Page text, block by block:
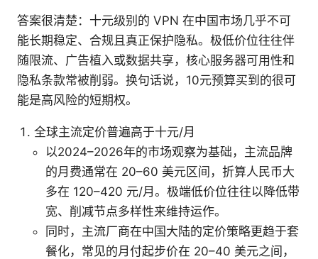
答案很清楚：十元级别的 VPN 在中国市场几乎不可
能长期稳定、合规且真正保护隐私。极低价位往往伴
随限流、广告植入或数据共享，核心服务器可用性和
隐私条款常被削弱。换句话说，10元预算买到的很可
能是高风险的短期权。
全球主流定价普遍高于十元/月
以2024–2026年的市场观察为基础，主流品牌
的月费通常在 20–60 美元区间，折算人民币大
多在 120–420 元/月。极端低价位往往以降低带
宽、削减节点多样性来维持运作。
同时，主流厂商在中国大陆的定价策略更趋于套
餐化，常见的月付起步价在 20–40 美元之间，